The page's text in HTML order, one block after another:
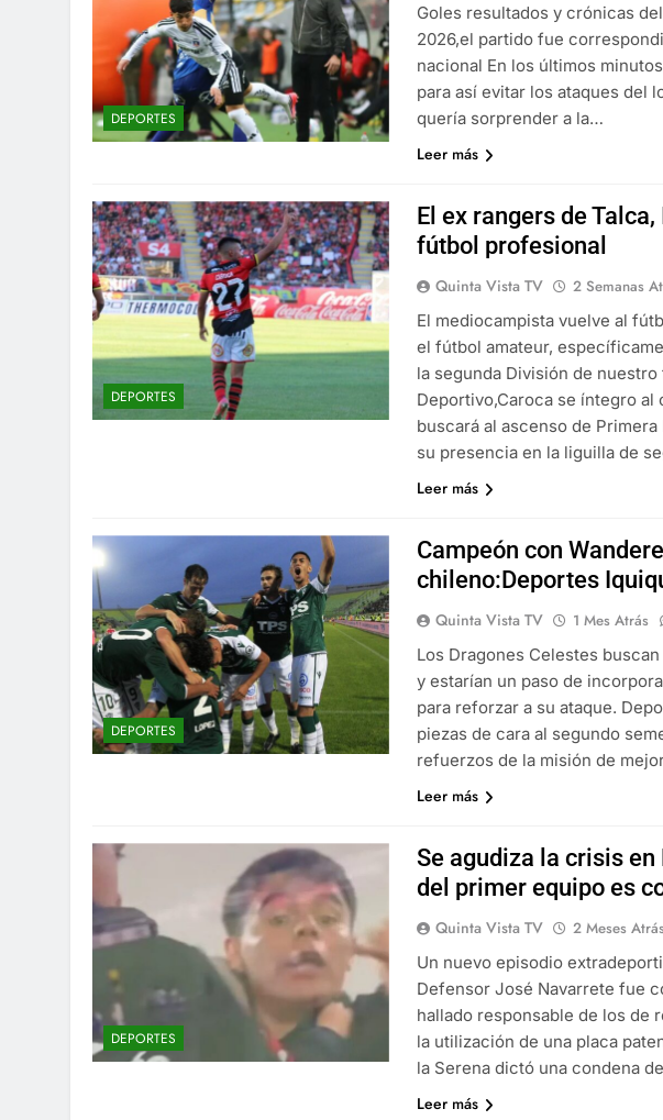
DEPORTES
Goles resultados y crónicas
2026,el partido fue
nacional En los últimos
para así evitar los ataques del
quería sorprender a la…
Leer más
DEPORTES
El ex rangers de
fútbol profesional
Quinta Vista TV 2 Semanas
El mediocampista vuelve al
el fútbol amateur,
la segunda División de
Deportivo,Caroca se íntegro
buscará al ascenso de
su presencia en la liguilla de
Leer más
DEPORTES
Campeón con
chileno:Deportes
Quinta Vista TV 1 Mes Atrás
Los Dragones Celestes
y estarían un paso de
para reforzar a su ataque.
piezas de cara al segundo
refuerzos de la misión de
Leer más
DEPORTES
Se agudiza la crisis
del primer equipo es
Quinta Vista TV 2 Meses
Un nuevo episodio
Defensor José Navarrete fue
hallado responsable de los de
la utilización de una placa
la Serena dictó una condena
Leer más